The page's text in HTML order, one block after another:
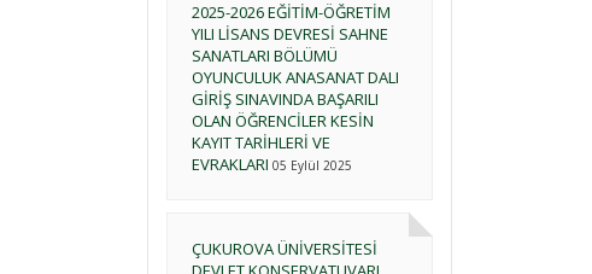
2025-2026 EĞİTİM-ÖĞRETİM
YILI LİSANS DEVRESİ SAHNE
SANATLARI BÖLÜMÜ
OYUNCULUK ANASANAT DALI
GİRİŞ SINAVINDA BAŞARILI
OLAN ÖĞRENCİLER KESİN
KAYIT TARİHLERİ VE
EVRAKLARI 05 Eylül 2025
ÇUKUROVA ÜNİVERSİTESİ